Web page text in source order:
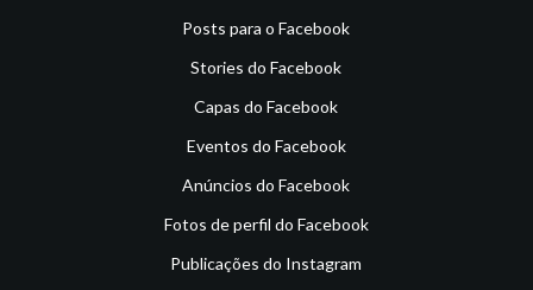
Posts para o Facebook
Stories do Facebook
Capas do Facebook
Eventos do Facebook
Anúncios do Facebook
Fotos de perfil do Facebook
Publicações do Instagram